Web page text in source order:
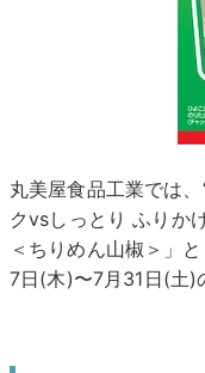
丸美屋食品工業では
クvsしっとり ふりか
＜ちりめん山椒＞」
7日(木)〜7月31日(土)